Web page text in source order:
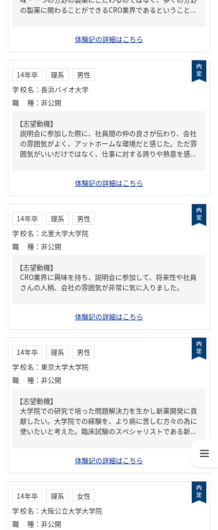
の製薬に関わることができるCRO業界であるということ...
体験記の詳細はこちら
14年卒 理系
男性
学校名 ： 長浜バイオ大学
職種 ： 非公開
【志望動機】
説明会に参加した際に、社員間の仲の良さが伝わり、会社
の雰囲気がよく、アットホームな環境だと感じた。ただ雰
囲気がいいだけではなく、仕事に対する誇りや熱意を感...
体験記の詳細はこちら
14年卒 理系
男性
学校名 ： 北里大学大学院
職種 ： 非公開
【志望動機】
CRO業界に興味を持ち、説明会に参加して、将来性や社員
さんの人柄、会社の雰囲気が非常に気に入りました。
体験記の詳細はこちら
14年卒 理系
男性
学校名 ： 東京大学大学院
職種 ： 非公開
【志望動機】
大学院での研究で培った問題解決力を生かし新薬開発に貢
献したい。大学院での経験を、より病に苦しむ方々の為に
使いたいと考えた。臨床試験のスペシャリストである新...
体験記の詳細はこちら
14年卒 理系
女性
学校名 ： 大阪公立大学大学院
職種 ： 非公開